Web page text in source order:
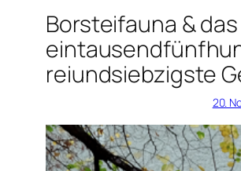
Borsteifauna & das
reiundsiebzigste
20.